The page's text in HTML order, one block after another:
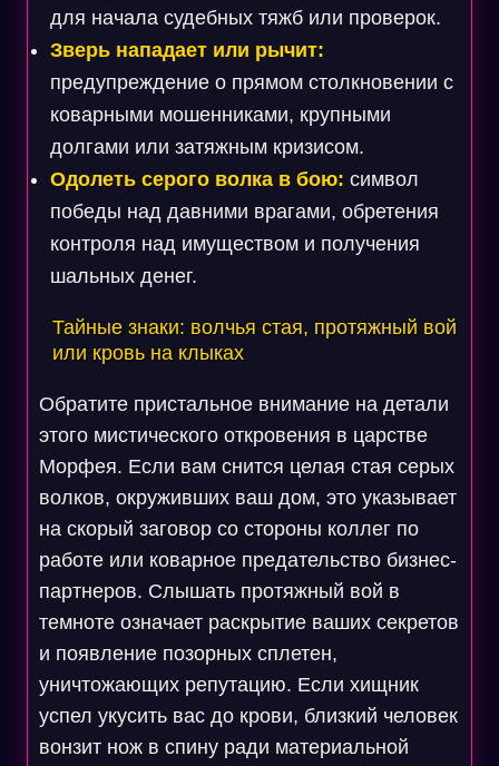
для начала судебных тяжб или проверок.
Зверь нападает или рычит:
предупреждение о прямом столкновении с
коварными мошенниками, крупными
долгами или затяжным кризисом.
Одолеть серого волка в бою: символ
победы над давними врагами, обретения
контроля над имуществом и получения
шальных денег.
Тайные знаки: волчья стая, протяжный вой
или кровь на клыках
Обратите пристальное внимание на детали
этого мистического откровения в царстве
Морфея. Если вам снится целая стая серых
волков, окруживших ваш дом, это указывает
на скорый заговор со стороны коллег по
работе или коварное предательство бизнес-
партнеров. Слышать протяжный вой в
темноте означает раскрытие ваших секретов
и появление позорных сплетен,
уничтожающих репутацию. Если хищник
успел укусить вас до крови, близкий человек
вонзит нож в спину ради материальной